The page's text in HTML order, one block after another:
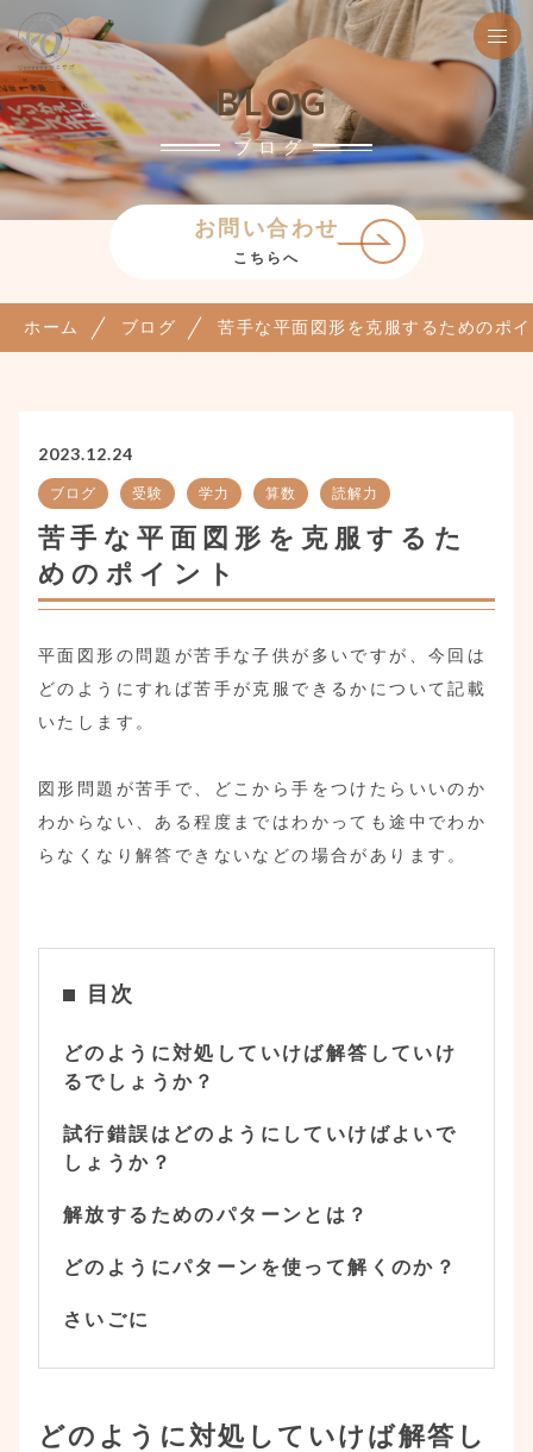
BLOG
ブログ
お問い合わせ
こちらへ
ホーム ブログ 苦手な平面図形を克服するためのポ
2023.12.24
ブログ 受験 学力 算数 読解力
苦手な平面図形を克服するた
めのポイント
平面図形の問題が苦手な子供が多いですが、今回は
どのようにすれば苦手が克服できるかについて記載
いたします。
図形問題が苦手で、どこから手をつけたらいいのか
わからない、ある程度まではわかっても途中でわか
らなくなり解答できないなどの場合があります。
目次
どのように対処していけば解答していけ
るでしょうか？
試行錯誤はどのようにしていけばよいで
しょうか？
解放するためのパターンとは？
どのようにパターンを使って解くのか？
さいごに
どのように対処していけば解答し